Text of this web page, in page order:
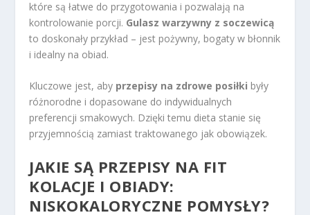
które są łatwe do przygotowania i pozwalają na
kontrolowanie porcji. Gulasz warzywny z soczewicą
to doskonały przykład – jest pożywny, bogaty w błonnik
i idealny na obiad.
Kluczowe jest, aby przepisy na zdrowe posiłki były
różnorodne i dopasowane do indywidualnych
preferencji smakowych. Dzięki temu dieta stanie się
przyjemnością zamiast traktowanego jak obowiązek.
JAKIE SĄ PRZEPISY NA FIT
KOLACJE I OBIADY:
NISKOKALORYCZNE POMYSŁY?